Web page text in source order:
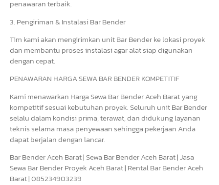
penawaran terbaik.
3. Pengiriman & Instalasi Bar Bender
Tim kami akan mengirimkan unit Bar Bender ke lokasi proyek
dan membantu proses instalasi agar alat siap digunakan
dengan cepat.
PENAWARAN HARGA SEWA BAR BENDER KOMPETITIF
Kami menawarkan Harga Sewa Bar Bender Aceh Barat yang
kompetitif sesuai kebutuhan proyek. Seluruh unit Bar Bender
selalu dalam kondisi prima, terawat, dan didukung layanan
teknis selama masa penyewaan sehingga pekerjaan Anda
dapat berjalan dengan lancar.
Bar Bender Aceh Barat | Sewa Bar Bender Aceh Barat | Jasa
Sewa Bar Bender Proyek Aceh Barat | Rental Bar Bender Aceh
Barat | 085234903239